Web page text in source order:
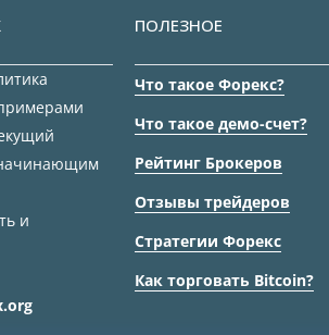
и
ПОЛЕЗНОЕ
Что такое Форекс?
Что такое демо-счет?
Рейтинг Брокеров
Отзывы трейдеров
Стратегии Форекс
Как торговать Bitcoin?